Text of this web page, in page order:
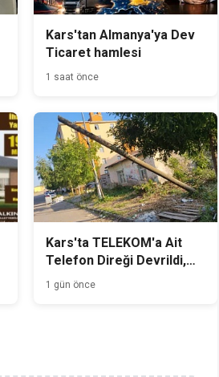
Kars'tan Almanya'ya Dev
Ticaret hamlesi
1 saat önce
Kars'ta TELEKOM'a Ait
Telefon Direği Devrildi,
Mahalle Sakinleri Önlem
1 gün önce